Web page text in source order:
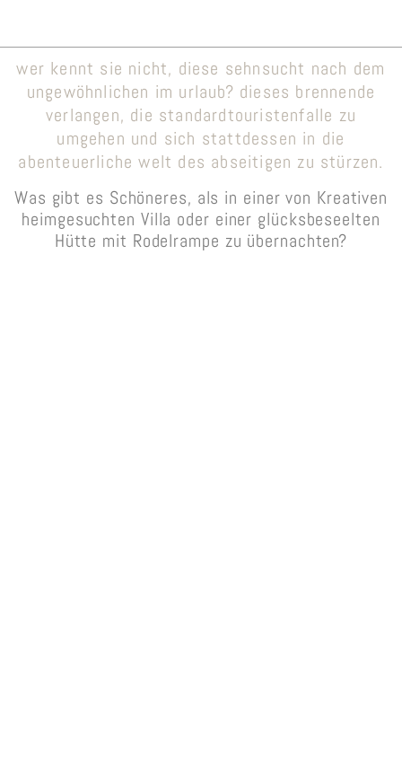
wer kennt sie nicht, diese sehnsucht nach dem
ungewöhnlichen im urlaub? dieses brennende
verlangen, die standardtouristenfalle zu
umgehen und sich stattdessen in die
abenteuerliche welt des abseitigen zu stürzen.
Was gibt es Schöneres, als in einer von Kreativen
heimgesuchten Villa oder einer glücksbeseelten
Hütte mit Rodelrampe zu übernachten?